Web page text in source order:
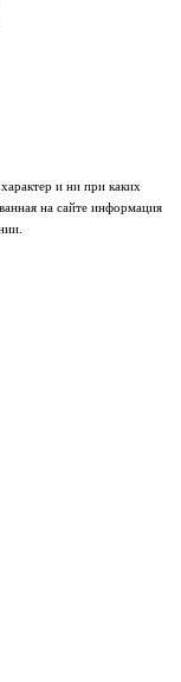
и ни при каких
на сайте информация